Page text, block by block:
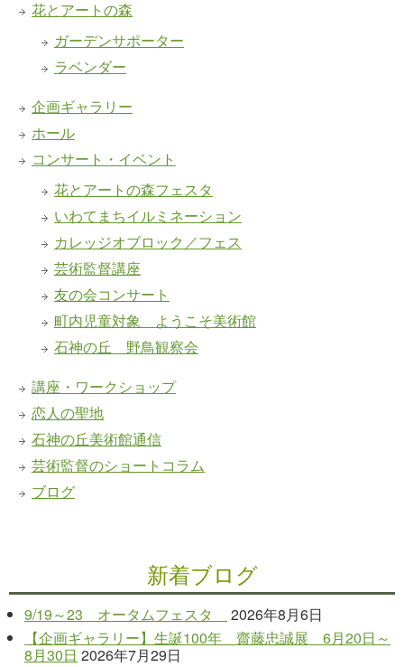
花とアートの森
ガーデンサポーター
ラベンダー
企画ギャラリー
ホール
コンサート・イベント
花とアートの森フェスタ
いわてまちイルミネーション
カレッジオブロック／フェス
芸術監督講座
友の会コンサート
町内児童対象 ようこそ美術館
石神の丘 野鳥観察会
講座・ワークショップ
恋人の聖地
石神の丘美術館通信
芸術監督のショートコラム
ブログ
新着ブログ
9/19～23 オータムフェスタ
2026年8月6日
【企画ギャラリー】生誕100年 齋藤忠誠展 6月20日～
8月30日 2026年7月29日